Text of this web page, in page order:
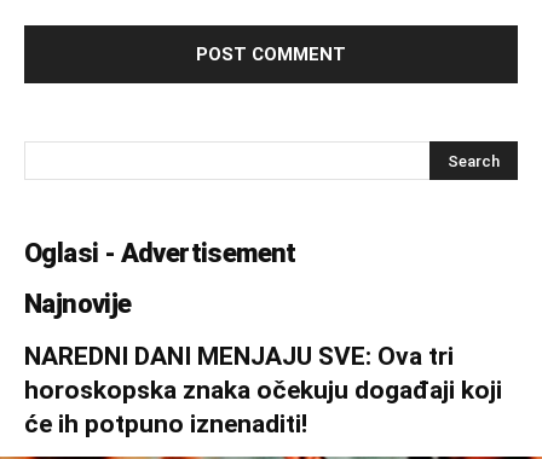
Oglasi - Advertisement
Najnovije
NAREDNI DANI MENJAJU SVE: Ova tri
horoskopska znaka očekuju događaji koji
će ih potpuno iznenaditi!